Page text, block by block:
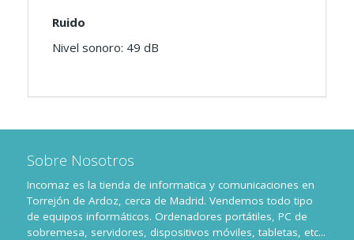
Ruido
Nivel sonoro: 49 dB
Sobre Nosotros
Incomaz es la tienda de informatica y comunicaciones en
Torrejón de Ardoz, cerca de Madrid. Vendemos todo tipo
de equipos informáticos. Ordenadores portátiles, PC de
sobremesa, servidores, dispositivos móviles, tabletas, etc...